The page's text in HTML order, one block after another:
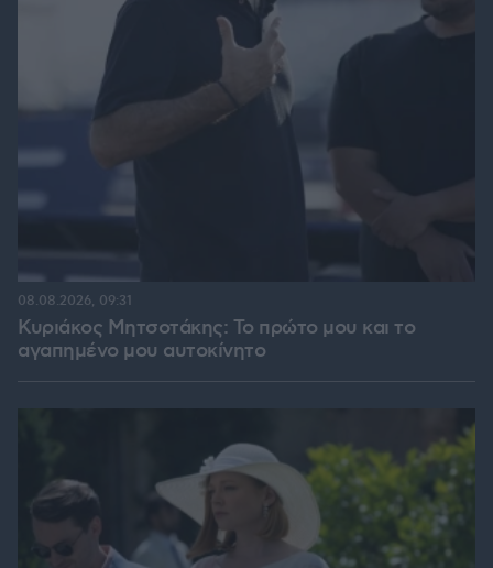
Κυριάκος Μητσοτάκης: Το πρώτο μου και το
αγαπημένο μου αυτοκίνητο
08.08.2026, 09:31